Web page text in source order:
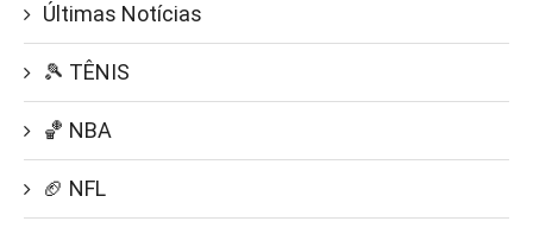
Últimas Notícias
🎾 TÊNIS
🏀 NBA
🏈 NFL